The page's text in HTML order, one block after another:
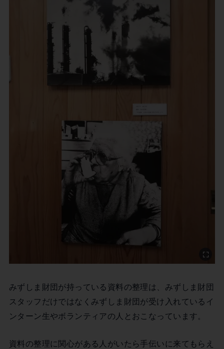
みずしま財団が持っている資料の整理は、みずしま財団
スタッフだけではなくみずしま財団が受け入れているイ
ンターン生やボランティアの人とおこなっています。
資料の整理に関心がある人がいたら手伝いに来てもらえ